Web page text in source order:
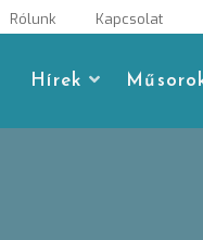
Rólunk Kapcsolat
Hírek